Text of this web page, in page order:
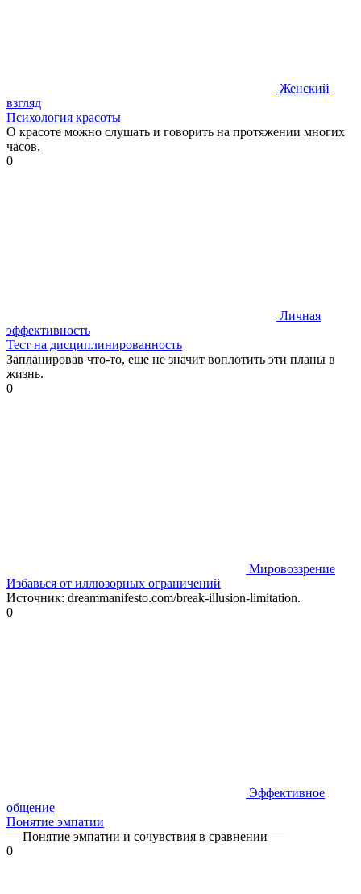
Женский
взгляд
Психология красоты
О красоте можно слушать и говорить на протяжении многих
часов.
0
Личная
эффективность
Тест на дисциплинированность
Запланировав что-то, еще не значит воплотить эти планы в
жизнь.
0
Мировоззрение
Избавься от иллюзорных ограничений
Источник: dreammanifesto.com/break-illusion-limitation.
0
Эффективное
общение
Понятие эмпатии
— Понятие эмпатии и сочувствия в сравнении —
0